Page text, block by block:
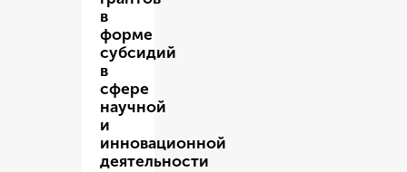
в
форме
субсидий
в
сфере
научной
и
инновационной
деятельности